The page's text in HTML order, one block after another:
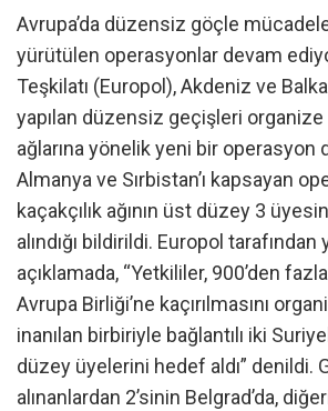
Avrupa’da düzensiz göçle
yürütülen operasyonlar devam
Teşkilatı (Europol), Akdeniz ve
yapılan düzensiz geçişleri
ağlarına yönelik yeni bir operasyon
Almanya ve Sırbistan’ı kapsayan
kaçakçılık ağının üst düzey 3
alındığı bildirildi. Europol tarafından
açıklamada, “Yetkililer, 900’den
Avrupa Birliği’ne kaçırılmasını
inanılan birbiriyle bağlantılı iki
düzey üyelerini hedef aldı” denildi.
alınanlardan 2’sinin Belgrad’da,